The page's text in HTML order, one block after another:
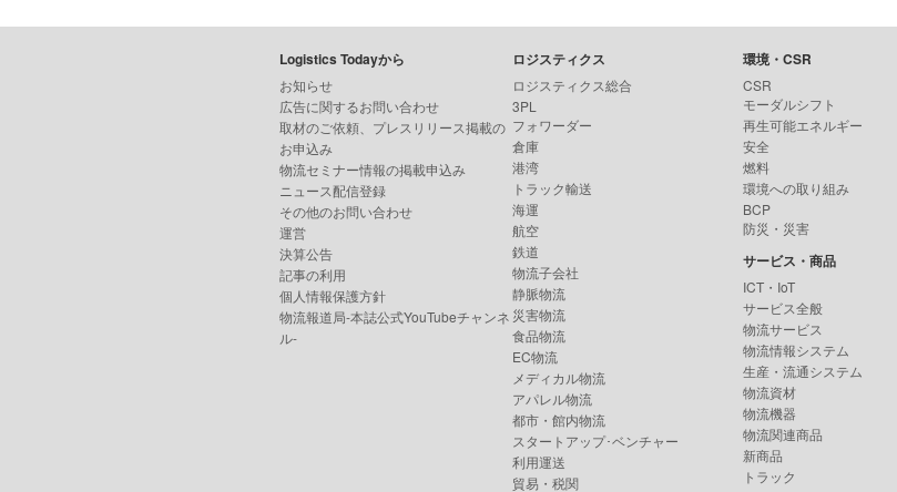
Logistics Todayから
お知らせ
広告に関するお問い合わせ
取材のご依頼、プレスリリース掲載の
お申込み
物流セミナー情報の掲載申込み
ニュース配信登録
その他のお問い合わせ
運営
決算公告
記事の利用
個人情報保護方針
物流報道局-本誌公式YouTubeチャンネ
ル-
ロジスティクス
ロジスティクス総合
3PL
フォワーダー
倉庫
港湾
トラック輸送
海運
航空
鉄道
物流子会社
静脈物流
災害物流
食品物流
EC物流
メディカル物流
アパレル物流
都市・館内物流
スタートアップ･ベンチャー
利用運送
貿易・税関
環境・CSR
CSR
モーダルシフト
再生可能エネルギー
安全
燃料
環境への取り組み
BCP
防災・災害
サービス・商品
ICT・IoT
サービス全般
物流サービス
物流情報システム
生産・流通システム
物流資材
物流機器
物流関連商品
新商品
トラック